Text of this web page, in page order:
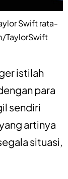
Swift rata-
TaylorSwift
istilah
para
sendiri
artinya
situasi,